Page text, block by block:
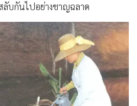
บกันไปอย่างชาญฉลาด